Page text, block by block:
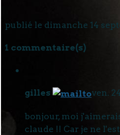
publié le dimanche 14
1 commentaire(s)
gilles ven.
bonjour, moi
claude !! Car je ne